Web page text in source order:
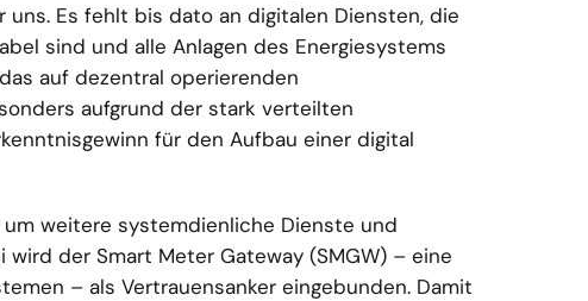
Es fehlt bis dato an digitalen Diensten, die
sind und alle Anlagen des Energiesystems
auf dezentral operierenden
aufgrund der stark verteilten
für den Aufbau einer digital
weitere systemdienliche Dienste und
der Smart Meter Gateway (SMGW) – eine
– als Vertrauensanker eingebunden. Damit